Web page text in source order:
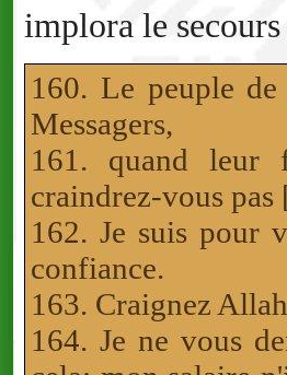
implora le
160. Le peuple
Messagers,
161. quand
craindrez-vous
162. Je suis pour
confiance.
163. Craignez
164. Je ne vous